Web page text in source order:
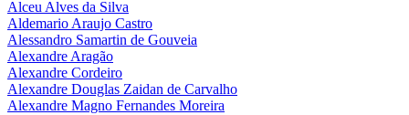
Alceu Alves da Silva
Aldemario Araujo Castro
Alessandro Samartin de Gouveia
Alexandre Aragão
Alexandre Cordeiro
Alexandre Douglas Zaidan de Carvalho
Alexandre Magno Fernandes Moreira